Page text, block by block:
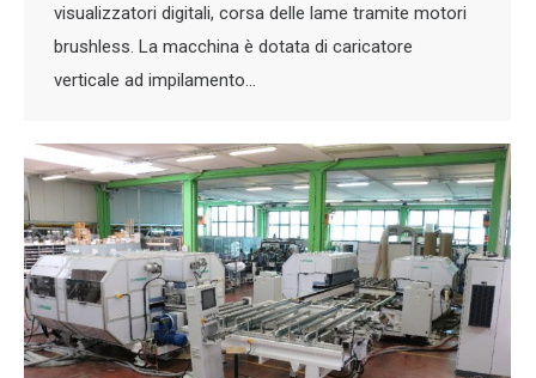
visualizzatori digitali, corsa delle lame tramite motori
brushless. La macchina è dotata di caricatore
verticale ad impilamento…